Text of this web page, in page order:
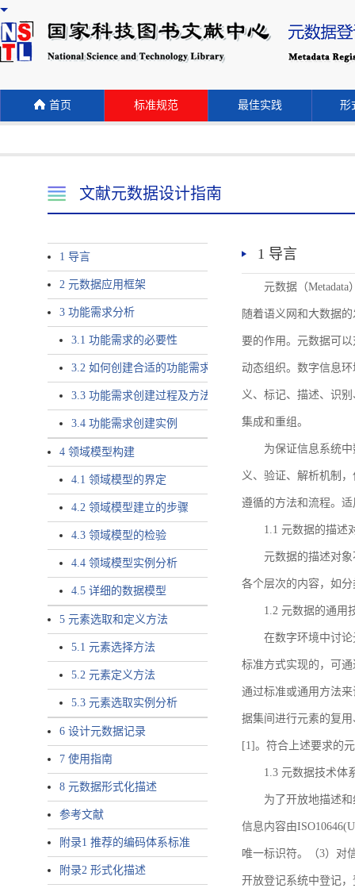
首页 标准规范 最佳实践 形
文献元数据设计指南
1 导言
2 元数据应用框架
3 功能需求分析
3.1 功能需求的必要性
3.2 如何创建合适的功能需求
3.3 功能需求创建过程及方法
3.4 功能需求创建实例
4 领域模型构建
4.1 领域模型的界定
4.2 领域模型建立的步骤
4.3 领域模型的检验
4.4 领域模型实例分析
4.5 详细的数据模型
5 元素选取和定义方法
5.1 元素选择方法
5.2 元素定义方法
5.3 元素选取实例分析
6 设计元数据记录
7 使用指南
8 元数据形式化描述
参考文献
附录1 推荐的编码体系标准
附录2 形式化描述
1 导言
元数据（
随着语义网和大数据
要的作用。元数据可
动态组织。数字信息
义、标记、描述、识
集成和重组。
为保证信息系统
义、验证、解析机制
遵循的方法和流程。
1.1 元数据的描述
元数据的描述对
各个层次的内容，如
1.2 元数据的通用
在数字环境中讨
标准方式实现的，可
通过标准或通用方法
据集间进行元素的复
[1]。符合上述要求的
1.3 元数据技术体
为了开放地描述
信息内容由
唯一标识符。（3）对
开放登记系统中登记